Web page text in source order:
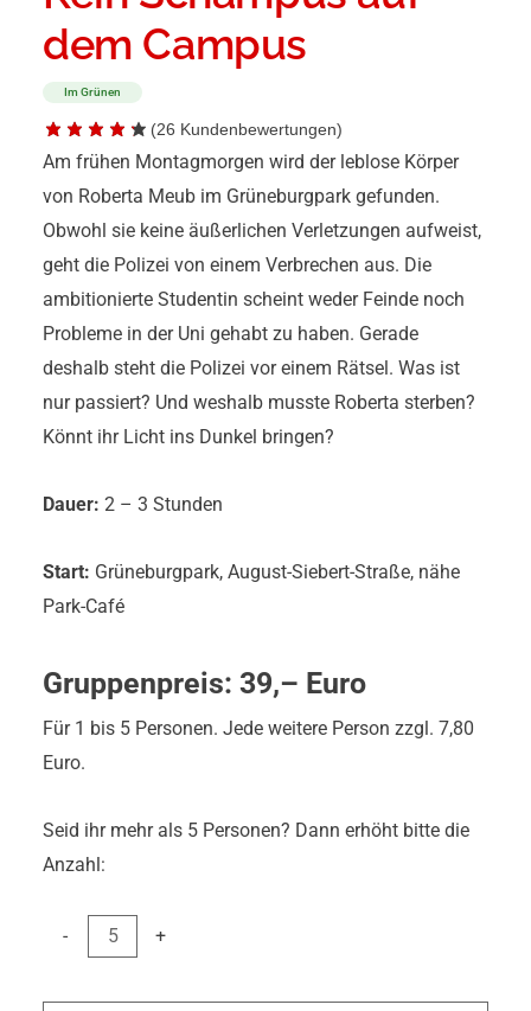
dem Campus
Im Grünen
(26 Kundenbewertungen)
Am frühen Montagmorgen wird der leblose Körper
von Roberta Meub im Grüneburgpark gefunden.
Obwohl sie keine äußerlichen Verletzungen aufweist,
geht die Polizei von einem Verbrechen aus. Die
ambitionierte Studentin scheint weder Feinde noch
Probleme in der Uni gehabt zu haben. Gerade
deshalb steht die Polizei vor einem Rätsel. Was ist
nur passiert? Und weshalb musste Roberta sterben?
Könnt ihr Licht ins Dunkel bringen?
Dauer: 2 – 3 Stunden
Start: Grüneburgpark, August-Siebert-Straße, nähe
Park-Café
Gruppenpreis: 39,– Euro
Für 1 bis 5 Personen. Jede weitere Person zzgl. 7,80
Euro.
Seid ihr mehr als 5 Personen? Dann erhöht bitte die
Anzahl:
- +